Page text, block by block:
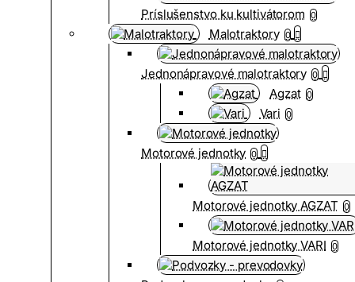
Príslušenstvo ku kultivátorom 0
Malotraktory 0
Jednonápravové malotraktory 0
Agzat 0
Vari 0
Motorové jednotky 0
Motorové jednotky AGZAT 0
Motorové jednotky VARI 0